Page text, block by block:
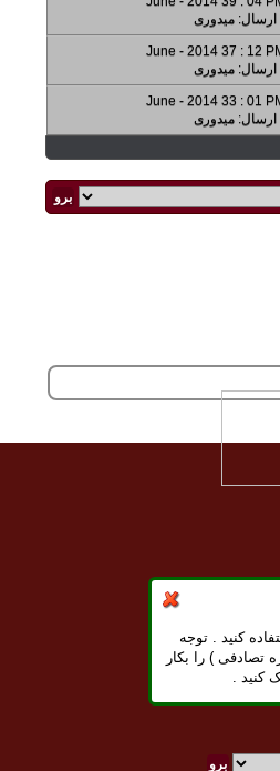
کنید . توجه
تصادفی ) را بکار
کنید .
ارسال:میدوری
ارسال:میدوری
ارسال:میدوری